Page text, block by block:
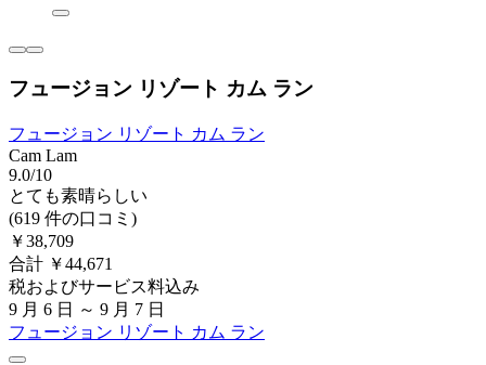
フュージョン リゾート カム ラン
フュージョン リゾート カム ラン
Cam Lam
9.0/10
とても素晴らしい
(619 件の口コミ)
￥38,709
合計 ￥44,671
税およびサービス料込み
9 月 6 日 ～ 9 月 7 日
フュージョン リゾート カム ラン